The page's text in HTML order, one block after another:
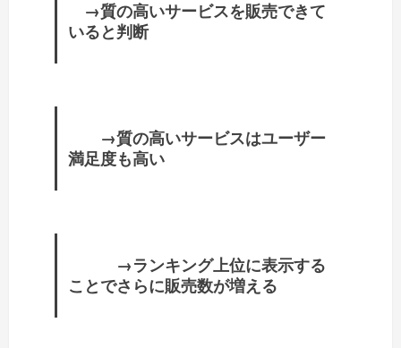
→質の高いサービスを販売できて
いると判断
→質の高いサービスはユーザー
満足度も高い
→ランキング上位に表示する
ことでさらに販売数が増える